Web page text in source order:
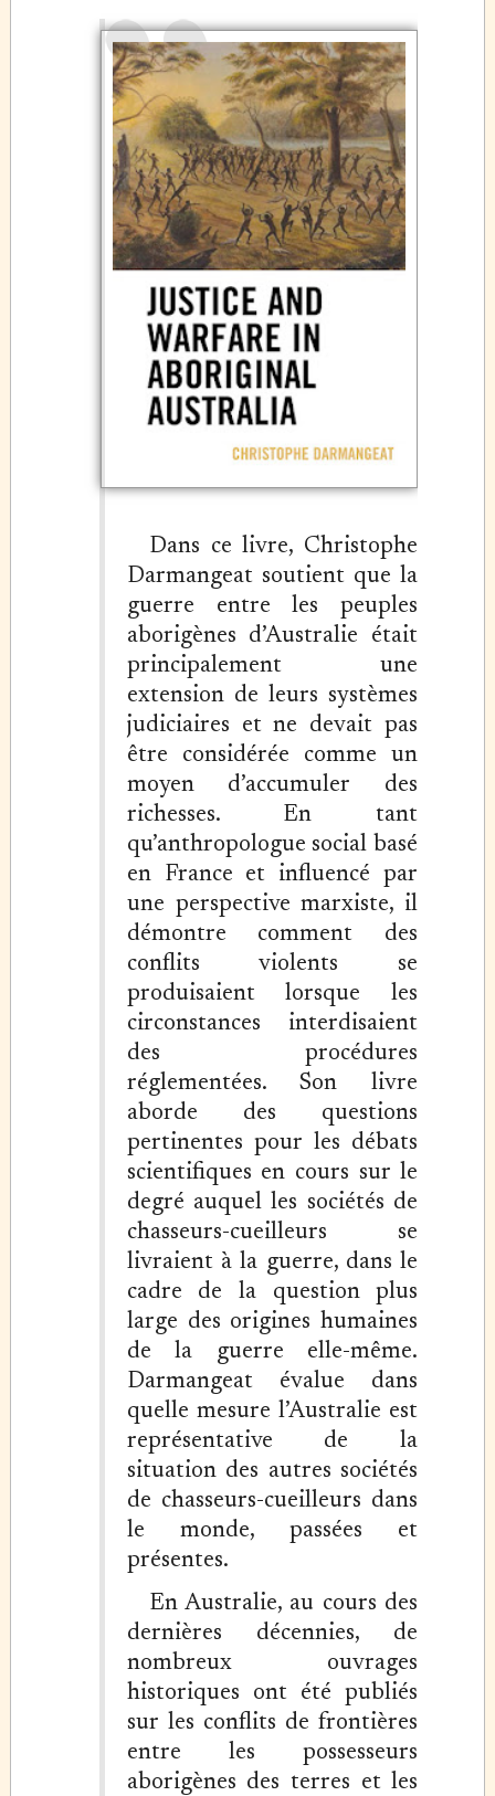
Dans ce livre, Christophe
Darmangeat soutient que la
guerre entre les peuples
aborigènes d’Australie était
principalement une
extension de leurs systèmes
judiciaires et ne devait pas
être considérée comme un
moyen d’accumuler des
richesses. En tant
qu’anthropologue social basé
en France et influencé par
une perspective marxiste, il
démontre comment des
conflits violents se
produisaient lorsque les
circonstances interdisaient
des procédures
réglementées. Son livre
aborde des questions
pertinentes pour les débats
scientifiques en cours sur le
degré auquel les sociétés de
chasseurs-cueilleurs se
livraient à la guerre, dans le
cadre de la question plus
large des origines humaines
de la guerre elle-même.
Darmangeat évalue dans
quelle mesure l’Australie est
représentative de la
situation des autres sociétés
de chasseurs-cueilleurs dans
le monde, passées et
présentes.
En Australie, au cours des
dernières décennies, de
nombreux ouvrages
historiques ont été publiés
sur les conflits de frontières
entre les possesseurs
aborigènes des terres et les